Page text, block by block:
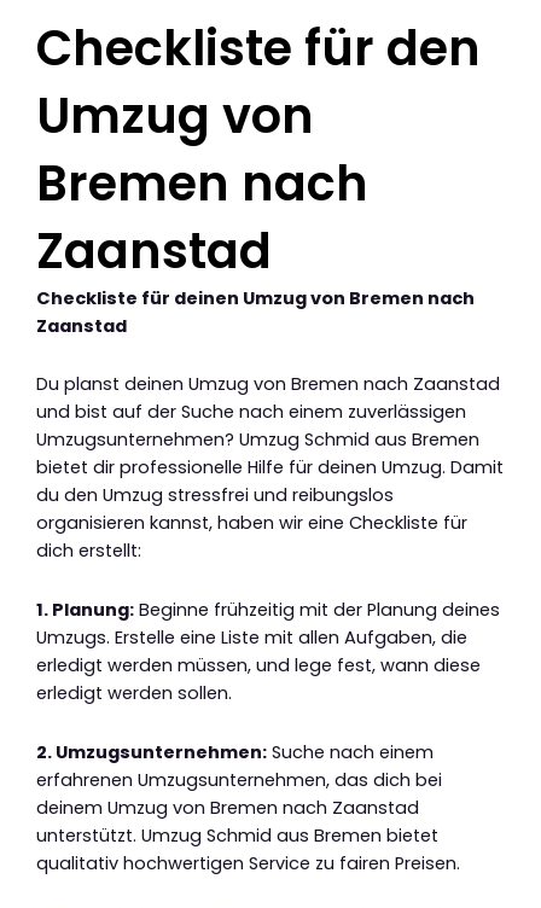
Checkliste für den
Umzug von
Bremen nach
Zaanstad
Checkliste für deinen Umzug von Bremen nach
Zaanstad
Du planst deinen Umzug von Bremen nach Zaanstad
und bist auf der Suche nach einem zuverlässigen
Umzugsunternehmen? Umzug Schmid aus Bremen
bietet dir professionelle Hilfe für deinen Umzug. Damit
du den Umzug stressfrei und reibungslos
organisieren kannst, haben wir eine Checkliste für
dich erstellt:
1. Planung: Beginne frühzeitig mit der Planung deines
Umzugs. Erstelle eine Liste mit allen Aufgaben, die
erledigt werden müssen, und lege fest, wann diese
erledigt werden sollen.
2. Umzugsunternehmen: Suche nach einem
erfahrenen Umzugsunternehmen, das dich bei
deinem Umzug von Bremen nach Zaanstad
unterstützt. Umzug Schmid aus Bremen bietet
qualitativ hochwertigen Service zu fairen Preisen.